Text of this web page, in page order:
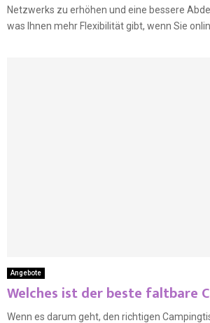
Netzwerks zu erhöhen und eine bessere
was Ihnen mehr Flexibilität gibt, wenn Sie
Angebote
Welches ist der beste faltbare
Wenn es darum geht, den richtigen